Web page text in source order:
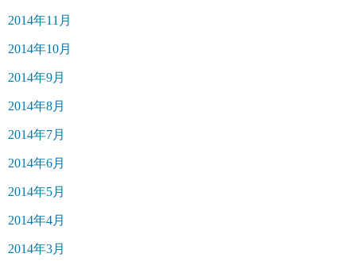
2014年11月
2014年10月
2014年9月
2014年8月
2014年7月
2014年6月
2014年5月
2014年4月
2014年3月